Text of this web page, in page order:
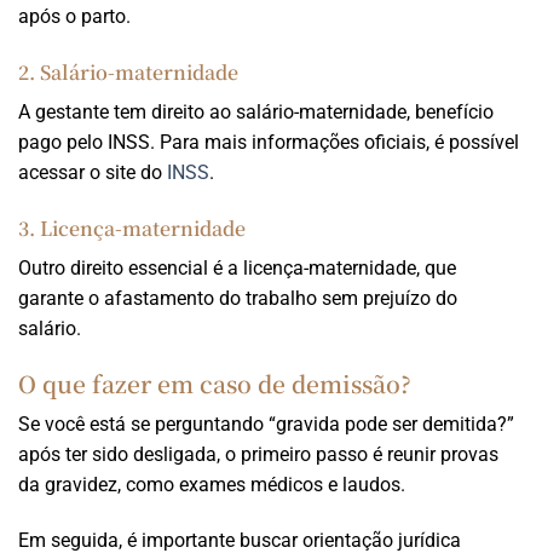
após o parto.
2. Salário-maternidade
A gestante tem direito ao salário-maternidade, benefício
pago pelo INSS. Para mais informações oficiais, é possível
acessar o site do INSS.
3. Licença-maternidade
Outro direito essencial é a licença-maternidade, que
garante o afastamento do trabalho sem prejuízo do
salário.
O que fazer em caso de demissão?
Se você está se perguntando “gravida pode ser demitida?”
após ter sido desligada, o primeiro passo é reunir provas
da gravidez, como exames médicos e laudos.
Em seguida, é importante buscar orientação jurídica